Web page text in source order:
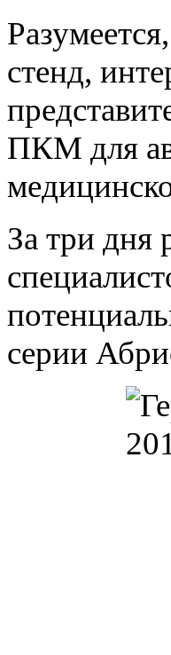
стенд,
ПКМ для
За три дня
серии